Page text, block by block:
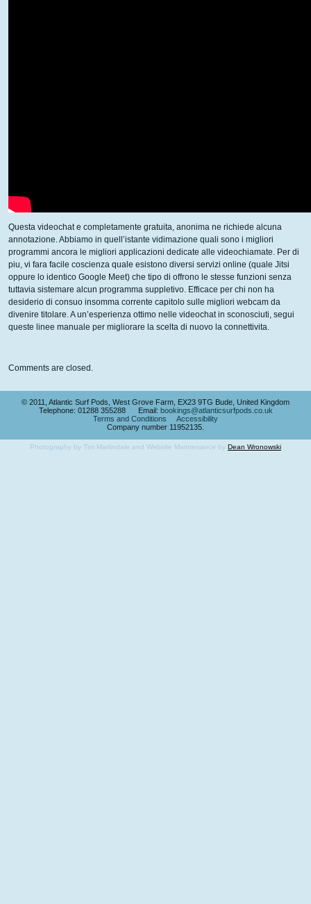
Questa videochat e completamente gratuita, anonima ne richiede alcuna
annotazione. Abbiamo in quell’istante vidimazione quali sono i migliori
programmi ancora le migliori applicazioni dedicate alle videochiamate. Per di
piu, vi fara facile coscienza quale esistono diversi servizi online (quale Jitsi
oppure lo identico Google Meet) che tipo di offrono le stesse funzioni senza
tuttavia sistemare alcun programma suppletivo. Efficace per chi non ha
desiderio di consuo insomma corrente capitolo sulle migliori webcam da
divenire titolare. A un’esperienza ottimo nelle videochat in sconosciuti, segui
queste linee manuale per migliorare la scelta di nuovo la connettivita.
Comments are closed.
© 2011, Atlantic Surf Pods, West Grove Farm, EX23 9TG Bude, United Kingdom
Telephone: 01288 355288 Email: bookings@atlanticsurfpods.co.uk
Terms and Conditions
Accessibility
Company number 11952135.
Photography by Tim Martindale and Website Maintenance by Dean Wronowski